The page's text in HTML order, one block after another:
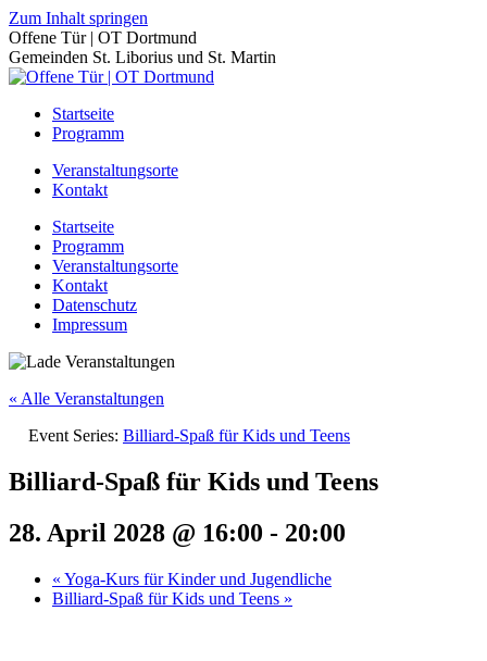
Zum Inhalt springen
Offene Tür | OT Dortmund
Gemeinden St. Liborius und St. Martin
Startseite
Programm
Veranstaltungsorte
Kontakt
Startseite
Programm
Veranstaltungsorte
Kontakt
Datenschutz
Impressum
« Alle Veranstaltungen
Event Series: Billiard-Spaß für Kids und Teens
Billiard-Spaß für Kids und Teens
28. April 2028 @ 16:00 - 20:00
« Yoga-Kurs für Kinder und Jugendliche
Billiard-Spaß für Kids und Teens »